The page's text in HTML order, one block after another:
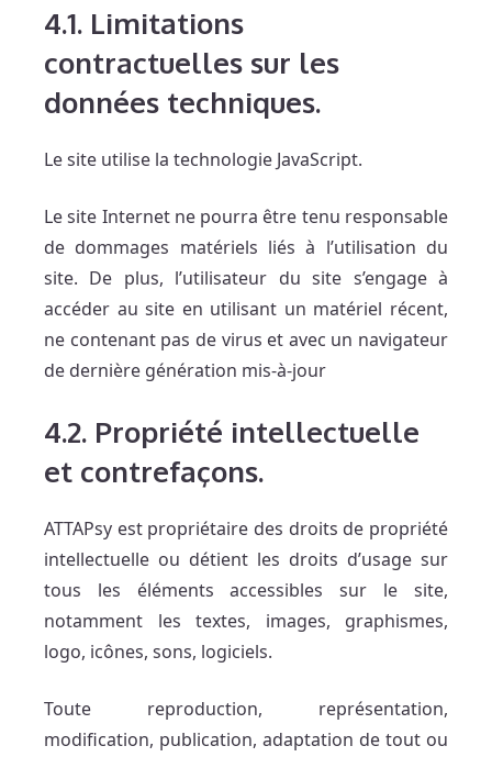
4.1. Limitations
contractuelles sur les
données techniques.
Le site utilise la technologie JavaScript.
Le site Internet ne pourra être tenu responsable
de dommages matériels liés à l’utilisation du
site. De plus, l’utilisateur du site s’engage à
accéder au site en utilisant un matériel récent,
ne contenant pas de virus et avec un navigateur
de dernière génération mis-à-jour
4.2. Propriété intellectuelle
et contrefaçons.
ATTAPsy est propriétaire des droits de propriété
intellectuelle ou détient les droits d’usage sur
tous les éléments accessibles sur le site,
notamment les textes, images, graphismes,
logo, icônes, sons, logiciels.
Toute reproduction, représentation,
modification, publication, adaptation de tout ou